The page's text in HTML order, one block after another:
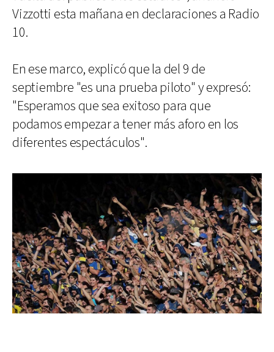
Vizzotti esta mañana en declaraciones a Radio
10.
En ese marco, explicó que la del 9 de
septiembre "es una prueba piloto" y expresó:
"Esperamos que sea exitoso para que
podamos empezar a tener más aforo en los
diferentes espectáculos".